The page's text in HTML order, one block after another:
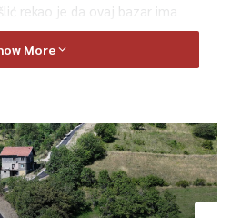
rekao je da ovaj bazar ima
pripremila izlete i kupili
dobri i mi smo sretni zbog
održavat ćemo humanitarni
dolini”, rekao je Bešlić.
More